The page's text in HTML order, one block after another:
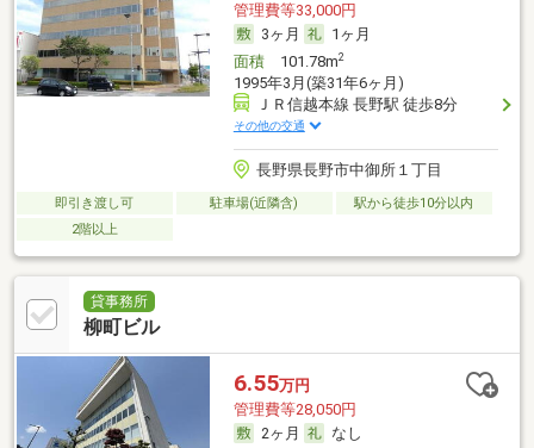
管理費等33,000円
3ヶ月
1ヶ月
面積101.78m2
1995年3月(築31年6ヶ月)
ＪＲ信越本線 長野駅 徒歩8分
その他の交通
長野県長野市中御所１丁目
即引き渡し可 駐車場(近隣含)
駅から徒歩10分以内
2階以上
貸事務所
柳町ビル
6.55万円
管理費等28,050円
2ヶ月
なし